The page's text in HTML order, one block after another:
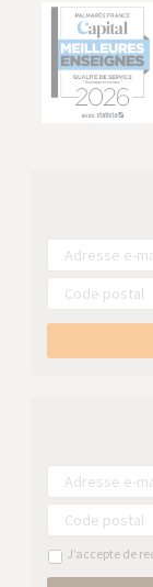
J’accepte de